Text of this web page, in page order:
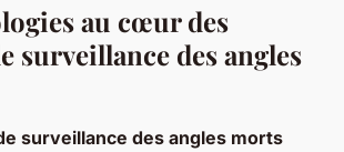
au cœur des
surveillance des angles
surveillance des angles morts